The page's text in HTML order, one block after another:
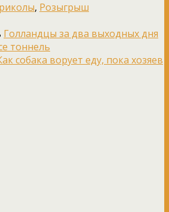
, Розыгрыш
Голландцы за два выходных дня
тоннель
собака ворует еду, пока хозяев